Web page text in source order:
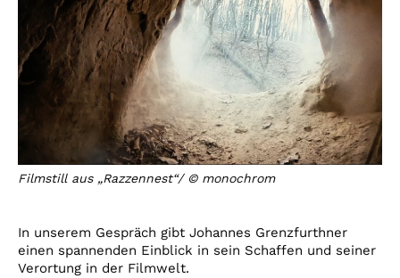
Filmstill aus „Razzennest“/ © monochrom
In unserem Gespräch gibt Johannes Grenzfurthner
einen spannenden Einblick in sein Schaffen und seiner
Verortung in der Filmwelt.